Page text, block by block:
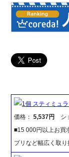
1個 スティミュラ
価格：5,537円
シ
■15 000円以上お買
プリなど幅広く取り